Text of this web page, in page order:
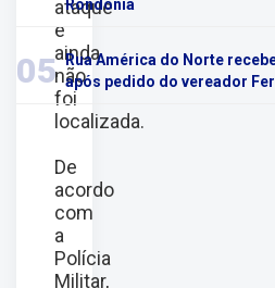
ataque
e
ainda
não
foi
localizada.
De
acordo
com
a
Polícia
Militar,
Rondônia
05 Rua América do Norte
após pedido do vereador